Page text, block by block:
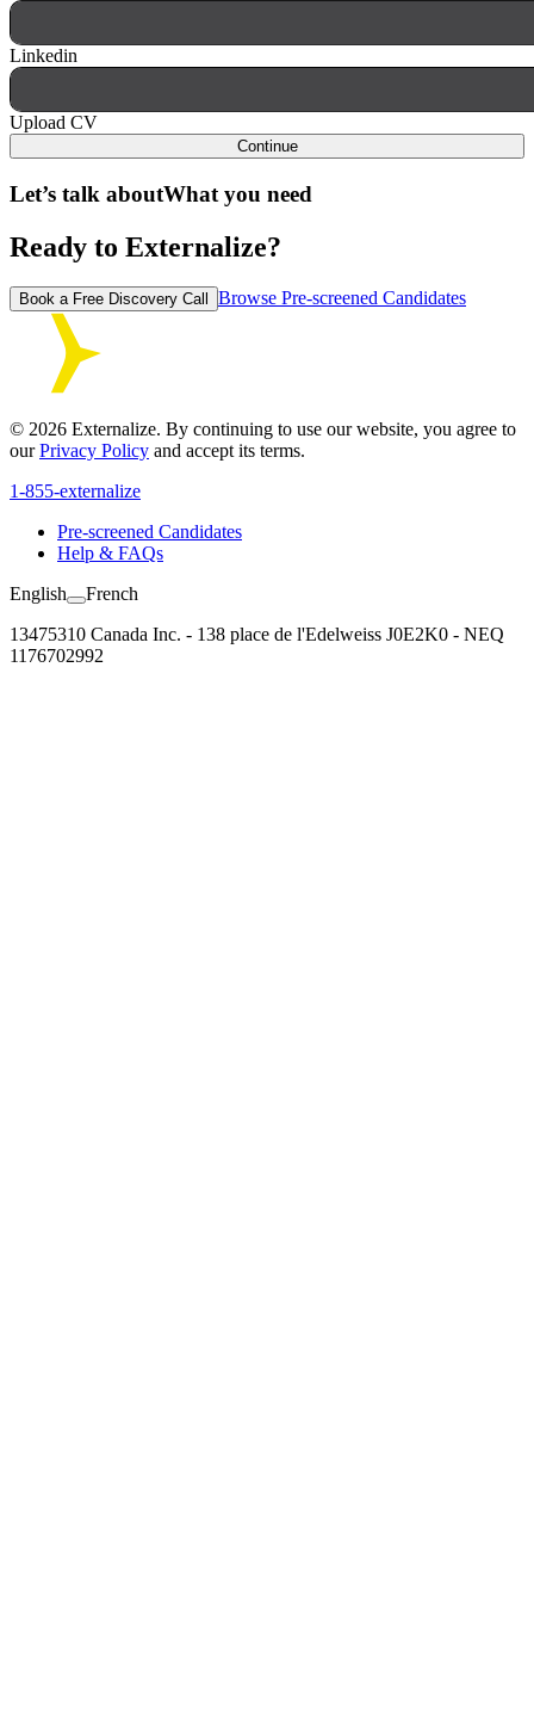
Linkedin
Upload CV
Continue
Let’s talk aboutWhat you need
Ready to Externalize?
Book a Free Discovery Call Browse Pre-screened Candidates
© 2026 Externalize. By continuing to use our website, you agree to
ourPrivacy Policy and accept its terms.
1-855-externalize
Pre-screened Candidates
Help & FAQs
English
French
13475310 Canada Inc. - 138 place de l'Edelweiss J0E2K0 - NEQ
1176702992